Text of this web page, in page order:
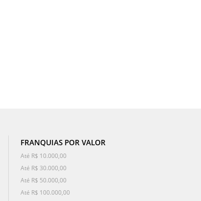
FRANQUIAS POR VALOR
Até R$ 10.000,00
Até R$ 30.000,00
Até R$ 50.000,00
Até R$ 100.000,00